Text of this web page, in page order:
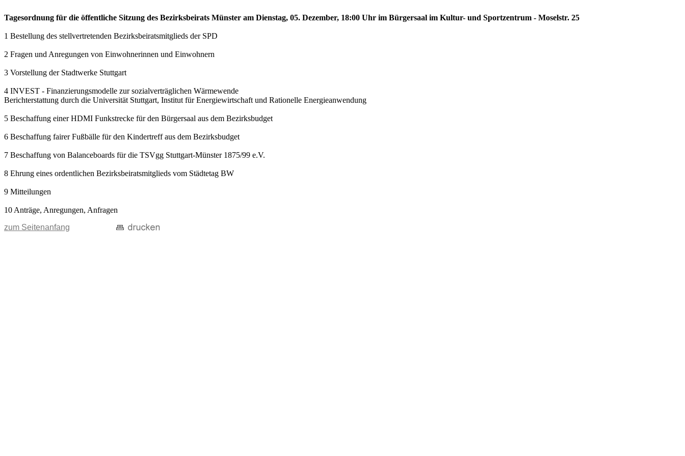
Tagesordnung für die öffentliche Sitzung des Bezirksbeirats Münster am Dienstag, 05. Dezember, 18:00 Uhr im Bürgersaal im Kultur- und Sportzentrum - Moselstr. 25
1 Bestellung des stellvertretenden Bezirksbeiratsmitglieds der SPD
2 Fragen und Anregungen von Einwohnerinnen und Einwohnern
3 Vorstellung der Stadtwerke Stuttgart
4 INVEST - Finanzierungsmodelle zur sozialverträglichen Wärmewende
Berichterstattung durch die Universität Stuttgart, Institut für Energiewirtschaft und Rationelle Energieanwendung
5 Beschaffung einer HDMI Funkstrecke für den Bürgersaal aus dem Bezirksbudget
6 Beschaffung fairer Fußbälle für den Kindertreff aus dem Bezirksbudget
7 Beschaffung von Balanceboards für die TSVgg Stuttgart-Münster 1875/99 e.V.
8 Ehrung eines ordentlichen Bezirksbeiratsmitglieds vom Städtetag BW
9 Mitteilungen
10 Anträge, Anregungen, Anfragen
zum Seitenanfang